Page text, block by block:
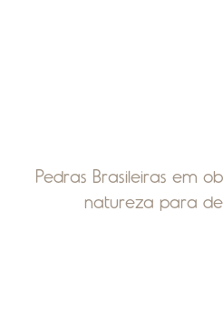
Pedras Brasileiras em
natureza para